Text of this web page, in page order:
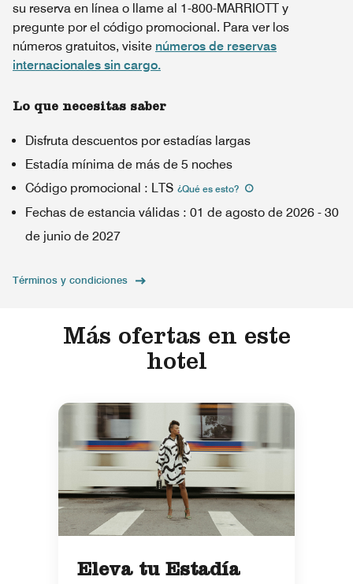
su reserva en línea o llame al 1-800-MARRIOTT y
pregunte por el código promocional. Para ver los
números gratuitos, visite números de reservas
internacionales sin cargo.
Lo que necesitas saber
Disfruta descuentos por estadías largas
Estadía mínima de más de 5 noches
Código promocional : LTS ¿Qué es esto?
Fechas de estancia válidas : 01 de agosto de 2026 - 30
de junio de 2027
Términos y condiciones
Más ofertas en este
hotel
Eleva tu Estadía